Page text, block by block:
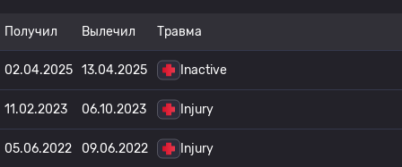
Получил Вылечил Травма
02.04.2025 13.04.2025 Inactive
11.02.2023 06.10.2023 Injury
05.06.2022 09.06.2022 Injury